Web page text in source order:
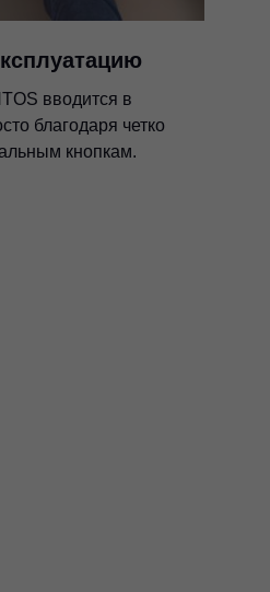
вводится в
благодаря четко
кнопкам.